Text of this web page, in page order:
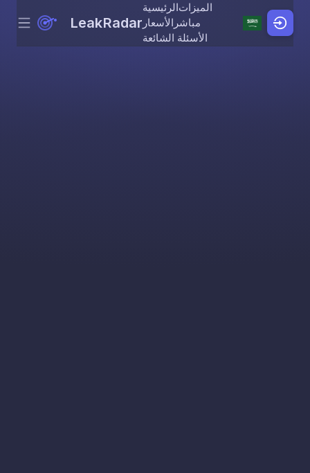
Skip to content
Menu LeakRadar
الرئيسيةالميزات
الأسعار مباشر
الأسئلة الشائعة